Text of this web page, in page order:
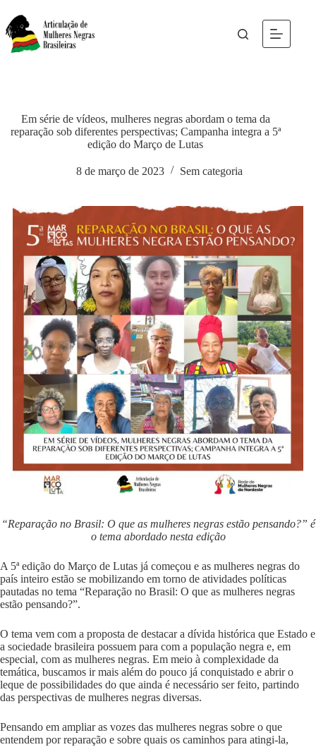
Em série de vídeos, mulheres negras abordam o tema da
reparação sob diferentes perspectivas; Campanha integra a 5ª
edição do Março de Lutas
8 de março de 2023 Sem categoria
“Reparação no Brasil: O que as mulheres negras estão pensando?” é
o tema abordado nesta edição
A 5ª edição do Março de Lutas já começou e as mulheres negras do
país inteiro estão se mobilizando em torno de atividades políticas
pautadas no tema “Reparação no Brasil: O que as mulheres negras
estão pensando?”.
O tema vem com a proposta de destacar a dívida histórica que Estado e
a sociedade brasileira possuem para com a população negra e, em
especial, com as mulheres negras. Em meio à complexidade da
temática, buscamos ir mais além do pouco já conquistado e abrir o
leque de possibilidades do que ainda é necessário ser feito, partindo
das perspectivas de mulheres negras diversas.
Pensando em ampliar as vozes das mulheres negras sobre o que
entendem por reparação e sobre quais os caminhos para atingi-la,